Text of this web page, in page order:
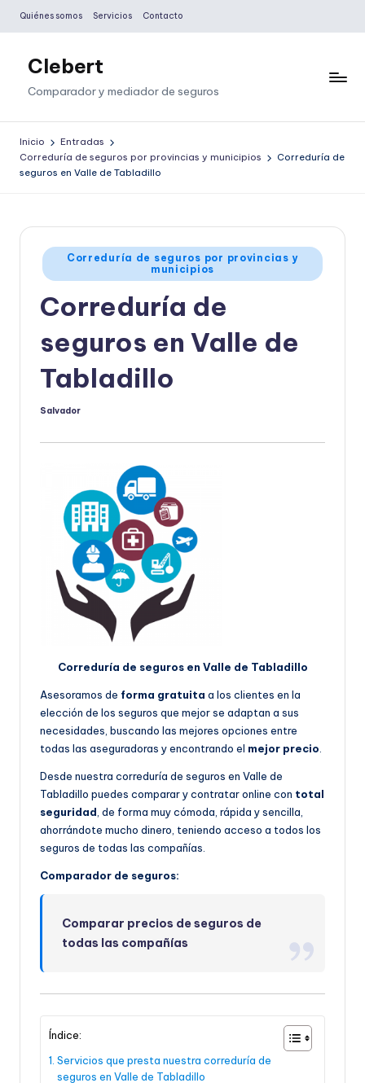
Saltar
contenido
Quiénes somos Servicios Contacto
Clebert
Comparador y mediador de seguros
Inicio
Entradas
Correduría de seguros por provincias y municipios
Correduría de
seguros en Valle de Tabladillo
Publicado
en
Correduría de seguros por provincias y
municipios
Correduría de
seguros en Valle de
Tabladillo
Publicado
Salvador
Correduría de seguros en Valle de Tabladillo
Asesoramos de forma gratuita a los clientes en la
elección de los seguros que mejor se adaptan a sus
necesidades, buscando las mejores opciones entre
todas las aseguradoras y encontrando el mejor precio.
Desde nuestra correduría de seguros en Valle de
Tabladillo puedes comparar y contratar online con total
seguridad, de forma muy cómoda, rápida y sencilla,
ahorrándote mucho dinero, teniendo acceso a todos los
seguros de todas las compañías.
Comparador de seguros:
Comparar precios de seguros de
todas las compañías
Índice:
Servicios que presta nuestra correduría de
seguros en Valle de Tabladillo